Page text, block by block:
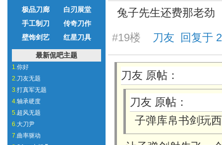
极品刀廊
白刃展堂
手工制刀
传奇刀作
壁饰剑艺
红星刀具
最新侃吧主题
1.你好
2.刀友无题
3.打真军无题
4.轴承硬度
5.超风无题
6.大刀尹
7.曲率驱动
兔子先生还费那老劲
#19楼 刀友 回复于
刀友 原帖：
刀友 原帖：
子弹库帛书剑玩